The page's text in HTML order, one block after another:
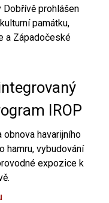
Dobřívě prohlášen
památku,
a Západočeské
IROP
havarijního
hamru, vybudování
expozice k